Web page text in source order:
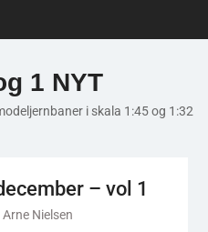
1 NYT
i skala 1:45 og 1:32
– vol 1
Arne Nielsen